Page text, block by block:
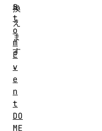
換
え
ま
す
。
s
t
o
m
E
v
e
n
t
DO
ME